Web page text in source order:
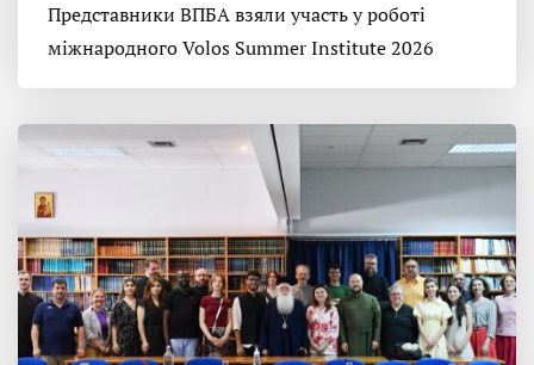
Представники ВПБА взяли участь у роботі
міжнародного Volos Summer Institute 2026